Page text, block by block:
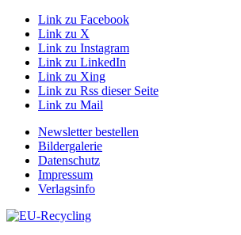
Link zu Facebook
Link zu X
Link zu Instagram
Link zu LinkedIn
Link zu Xing
Link zu Rss dieser Seite
Link zu Mail
Newsletter bestellen
Bildergalerie
Datenschutz
Impressum
Verlagsinfo